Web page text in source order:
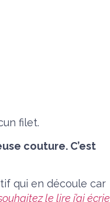
filet.
couture. C’est
qui en découle car
le lire j’ai écrie